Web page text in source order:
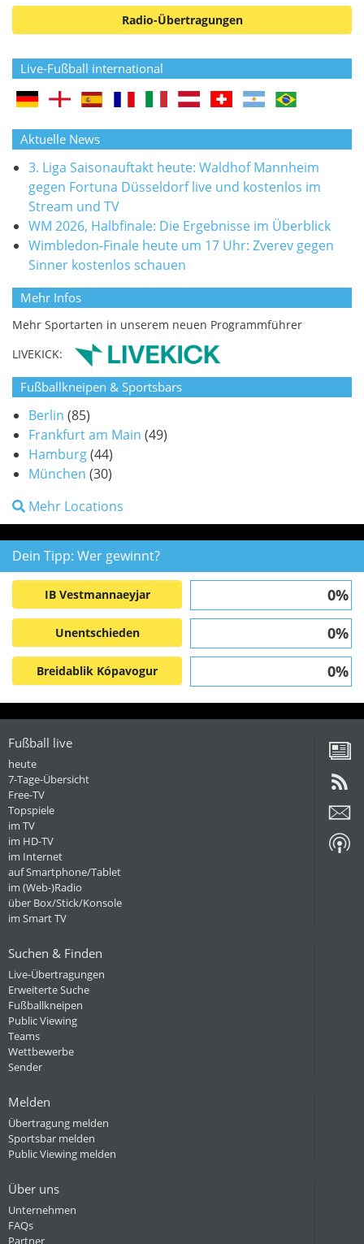
Radio-Übertragungen
Live-Fußball international
Aktuelle News
3. Liga Saisonauftakt heute: Waldhof Mannheim
gegen Fortuna Düsseldorf live und kostenlos im
Stream und TV
WM 2026, Halbfinale: Die Ergebnisse im Überblick
Wimbledon-Finale heute um 17 Uhr: Zverev gegen
Sinner kostenlos schauen
Mehr Infos
Mehr Sportarten in unserem neuen Programmführer
LIVEKICK:
Fußballkneipen & Sportsbars
Berlin (85)
Frankfurt am Main (49)
Hamburg(44)
München (30)
Mehr Locations
Dein Tipp: Wer gewinnt?
IB Vestmannaeyjar 0%
Unentschieden 0%
Breidablik Kópavogur 0%
Fußball live
heute
7-Tage-Übersicht
Free-TV
Topspiele
im TV
im HD-TV
im Internet
auf Smartphone/Tablet
im (Web-)Radio
über Box/Stick/Konsole
im Smart TV
Suchen & Finden
Live-Übertragungen
Erweiterte Suche
Fußballkneipen
Public Viewing
Teams
Wettbewerbe
Sender
Melden
Übertragung melden
Sportsbar melden
Public Viewing melden
Über uns
Unternehmen
FAQs
Partner